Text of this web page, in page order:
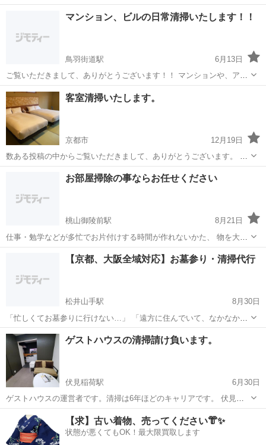
方 ☆支援☆ ☆ 副業 例 土日 浴室クリーニング12000円 （一時間） 自
分で稼ぐアルバイト 本業コースもあります ハウ...
その他 やり方
マンション、ビルの日常清掃いたします！！
鳥羽街道駅
6月13日
ご覧いただきまして、ありがとうございます！！ マンションや、アパ
ート、ビルや、商業施設など、、。 日常清掃いたします！ 週一回か
ら、毎日まで！ 美観を保ちながら、コスト削減の提案をさせていただ
きます。 お気軽にお問い...
京都 京都市 鳥羽街道駅 その他
客室清掃いたします。
京都市
12月19日
数ある投稿の中からご覧いただきまして、ありがとうございます。 弊
社では、ホテル様、旅館様、一棟貸しなどの、客室清掃業務を承って
おります！ 一度ご相談ください！ よろしくお願いします！
その他
お部屋掃除の事ならお任せください
桃山御陵前駅
8月21日
仕事・勉学などが多忙でお片付けする時間が作れないかた、 物を大事
にし、捨てることが苦手なかた、 親身になってご対応致します！ お気
軽にご相談ください！
桃山御陵前駅 その他 片付け
【京都、大阪全域対応】お墓参り・清掃代行
松井山手駅
8月30日
「忙しくてお墓参りに行けない…」 「遠方に住んでいて、なかなか行
けない…」 そんなお気持ちに寄り添い、心を込めて代行いたします。
⸻ 🔹 サービス内容 ・墓石周りの落ち葉・雑草の除去 ・墓石の拭
き上げ ・お花・お供え物の...
京都 京田辺市 松井山手駅 その他 墓参り
ゲストハウスの清掃請け負います。
伏見稲荷駅
6月30日
ゲストハウスの運営者です。清掃は6年ほどのキャリアです。 伏見稲
荷駅から半径2キロの範囲の清掃と客室準備を請け負います。 料金は
見積りに伺い相談して、決める形でおねがいします。
京都 伏見稲荷駅 その他 料金
【求】古い着物、売ってください👘✨
状態が悪くてもOK！最大限買取します